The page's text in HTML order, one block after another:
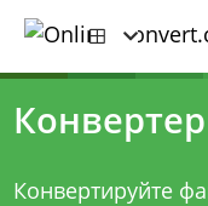
Конвертер
Конвертируйте